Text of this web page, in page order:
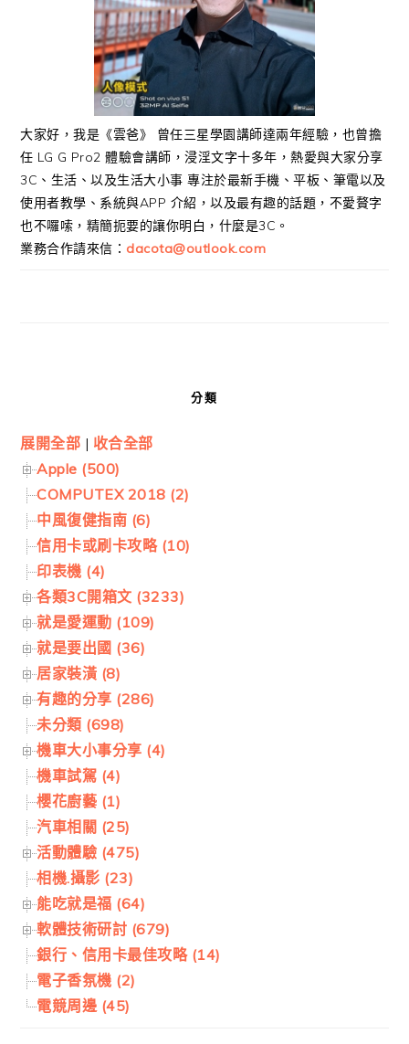
大家好，我是《雲爸》 曾任三星學園講師達兩年經驗，也曾擔
任 LG G Pro2 體驗會講師，浸淫文字十多年，熱愛與大家分享
3C、生活、以及生活大小事 專注於最新手機、平板、筆電以及
使用者教學、系統與APP 介紹，以及最有趣的話題，不愛贅字
也不囉嗦，精簡扼要的讓你明白，什麼是3C。
業務合作請來信： dacota@outlook.com
分類
展開全部 | 收合全部
Apple (500)
COMPUTEX 2018 (2)
中風復健指南 (6)
信用卡或刷卡攻略 (10)
印表機 (4)
各類3C開箱文 (3233)
就是愛運動 (109)
就是要出國 (36)
居家裝潢 (8)
有趣的分享 (286)
未分類 (698)
機車大小事分享 (4)
機車試駕 (4)
櫻花廚藝 (1)
汽車相關 (25)
活動體驗 (475)
相機.攝影 (23)
能吃就是福 (64)
軟體技術研討 (679)
銀行、信用卡最佳攻略 (14)
電子香氛機 (2)
電競周邊 (45)